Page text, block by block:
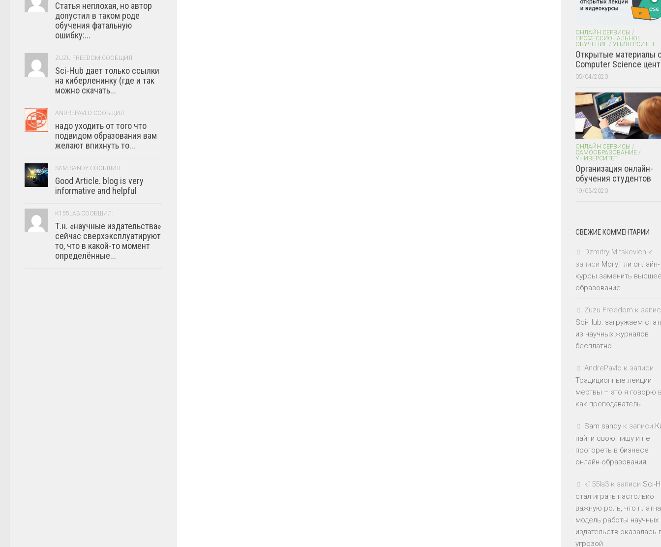
Статья неплохая, но автор
допустил в таком роде
обучения фатальную
ошибку:...
ZUZU FREEDOM СООБЩИЛ:
Sci-Hub дает только ссылки
на киберленинку (где и так
можно скачать...
ANDREPAVLO СООБЩИЛ:
надо уходить от того что
подвидом образования вам
желают впихнуть то...
SAM SANDY СООБЩИЛ:
Good Article. blog is very
informative and helpful
K155LA3 СООБЩИЛ:
Т.н. «научные издательства»
сейчас сверхэксплуатируют
то, что в какой-то момент
определённые...
ОНЛАЙН СЕРВИСЫ /
ПРОФЕССИОНАЛЬНОЕ
ОБУЧЕНИЕ / УНИВЕРСИТЕТ
Открытые материалы
Computer Science
05/04/2020
ОНЛАЙН СЕРВИСЫ /
САМООБРАЗОВАНИЕ /
УНИВЕРСИТЕТ
Организация онлайн-
обучения студентов
19/03/2020
СВЕЖИЕ КОММЕНТАРИИ
Dzmitry Mitskevich к
записи Могут ли онлайн-
курсы заменить
образование
Zuzu Freedom к
Sci-Hub: загружаем
из научных журналов
бесплатно
AndrePavlo к записи
Традиционные лекции
мертвы – это я говорю
как преподаватель
Sam sandy к записи
найти свою нишу и не
прогореть в бизнесе
онлайн-образования.
k155la3 к записи Sci-
стал играть настолько
важную роль, что
модель работы научных
издательств оказалась
угрозой